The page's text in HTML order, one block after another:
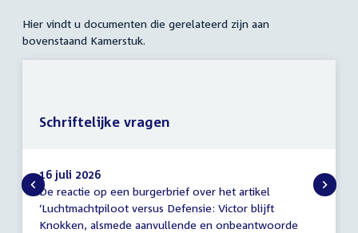
Hier vindt u documenten die gerelateerd zijn aan
bovenstaand Kamerstuk.
Schriftelijke
vragen
16 juli 2026
De reactie op een burgerbrief over het artikel
‘Luchtmachtpiloot versus Defensie: Victor blijft
Knokken, alsmede aanvullende en onbeantwoorde
Schriftelijke vragen